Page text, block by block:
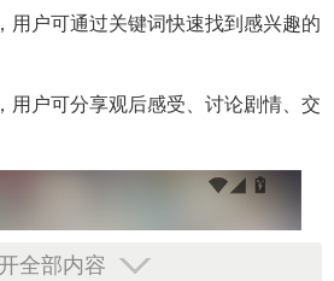
用户可通过关键词快速找到感兴趣的
用户可分享观后感受、讨论剧情、交
全部内容